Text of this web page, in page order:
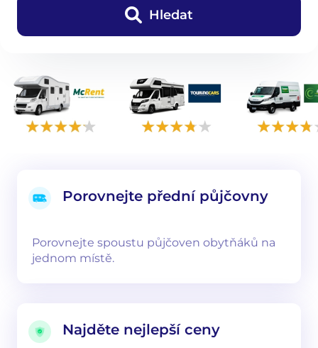
Hledat
Porovnejte přední půjčovny
Porovnejte spoustu půjčoven obytňáků na
jednom místě.
Najděte nejlepší ceny